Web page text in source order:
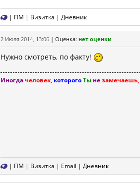
| ПМ | Визитка | Дневник
2 Июля 2014, 13:06 | Оценка: нет оценки
Нужно смотреть, по факту!
Иногдачеловек, которогоТы незамечаешь,
| ПМ | Визитка | Email | Дневник